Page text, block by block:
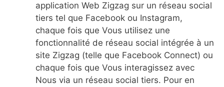
application Web Zigzag sur un réseau social
tiers tel que Facebook ou Instagram,
chaque fois que Vous utilisez une
fonctionnalité de réseau social intégrée à un
site Zigzag (telle que Facebook Connect) ou
chaque fois que Vous interagissez avec
Nous via un réseau social tiers. Pour en